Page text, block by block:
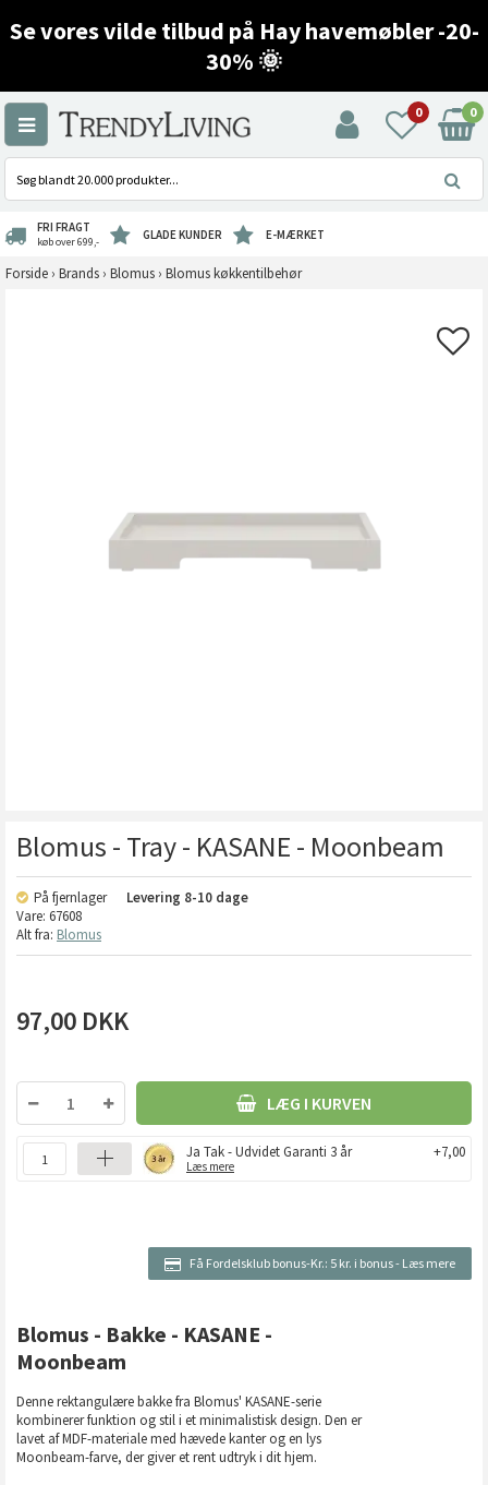
Se vores vilde tilbud på Hay havemøbler -20-
30% 🌞
0 0
FRI FRAGT
køb over 699,- GLADE KUNDER E-MÆRKET
Forside › Brands › Blomus › Blomus køkkentilbehør
Blomus - Tray - KASANE - Moonbeam
På fjernlager Levering 8-10 dage
Vare: 67608
Alt fra: Blomus
97,00 DKK
LÆG I KURVEN
Ja Tak - Udvidet Garanti 3 år
Læs mere
+7,00
Få Fordelsklub bonus-Kr.: 5 kr. i bonus- Læs mere
Blomus - Bakke - KASANE -
Moonbeam
Denne rektangulære bakke fra Blomus' KASANE-serie
kombinerer funktion og stil i et minimalistisk design. Den er
lavet af MDF-materiale med hævede kanter og en lys
Moonbeam-farve, der giver et rent udtryk i dit hjem.